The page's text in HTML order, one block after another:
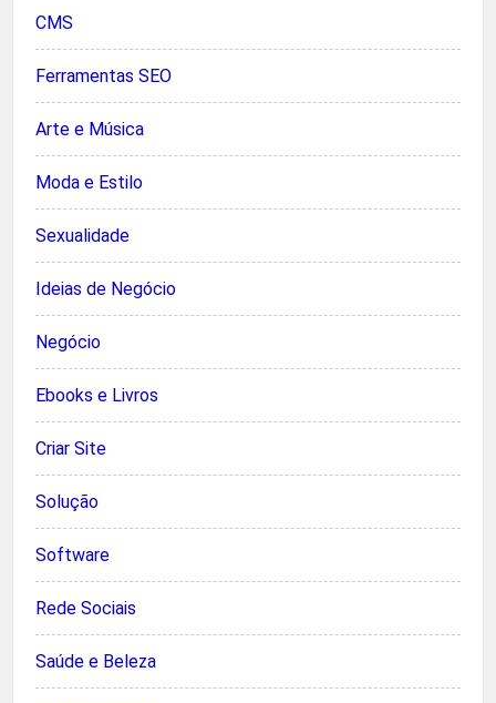
CMS
Ferramentas SEO
Arte e Música
Moda e Estilo
Sexualidade
Ideias de Negócio
Negócio
Ebooks e Livros
Criar Site
Solução
Software
Rede Sociais
Saúde e Beleza